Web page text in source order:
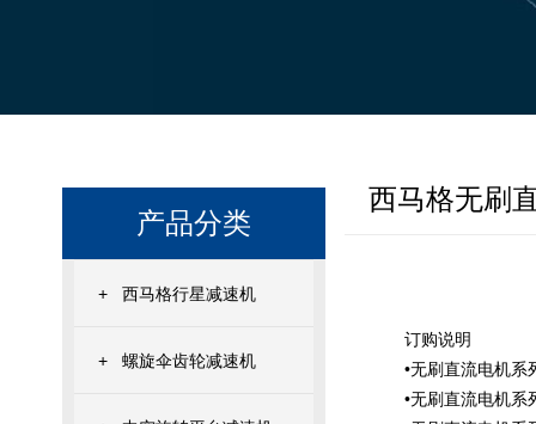
产品分类
+ 西马格行星减速机
+ 螺旋伞齿轮减速机
西马格无刷
订购说明
•无刷直流电机
•无刷直流电机系